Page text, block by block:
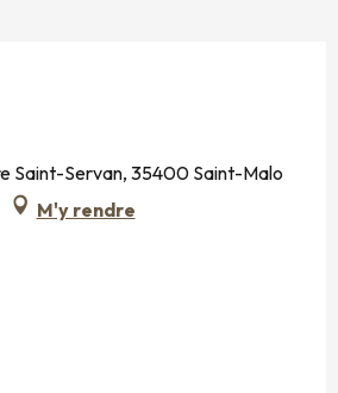
Saint-Servan, 35400 Saint-Malo
M'y rendre